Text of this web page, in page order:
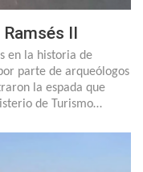
II
en la historia de
parte de arqueólogos
la espada que
de Turismo…